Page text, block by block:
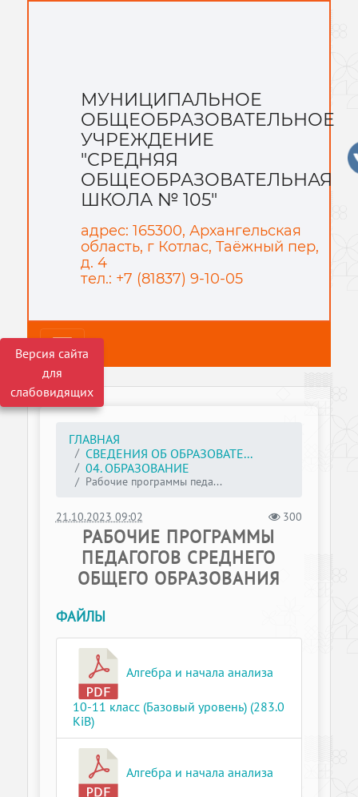
Версия сайта
для
слабовидящих
МУНИЦИПАЛЬНОЕ
ОБЩЕОБРАЗОВАТЕЛЬНОЕ
УЧРЕЖДЕНИЕ
"СРЕДНЯЯ
ОБЩЕОБРАЗОВАТЕЛЬНАЯ
ШКОЛА № 105"
адрес: 165300, Архангельская
область, г Котлас, Таёжный пер,
д. 4
тел.: +7 (81837) 9-10-05
ГЛАВНАЯ
СВЕДЕНИЯ ОБ ОБРАЗОВАТЕ...
04. ОБРАЗОВАНИЕ
Рабочие программы педа...
21.10.2023 09:02 300
РАБОЧИЕ ПРОГРАММЫ
ПЕДАГОГОВ СРЕДНЕГО
ОБЩЕГО ОБРАЗОВАНИЯ
ФАЙЛЫ
Алгебра и начала анализа
10-11 класс (Базовый уровень) (283.0
KiB)
Алгебра и начала анализа